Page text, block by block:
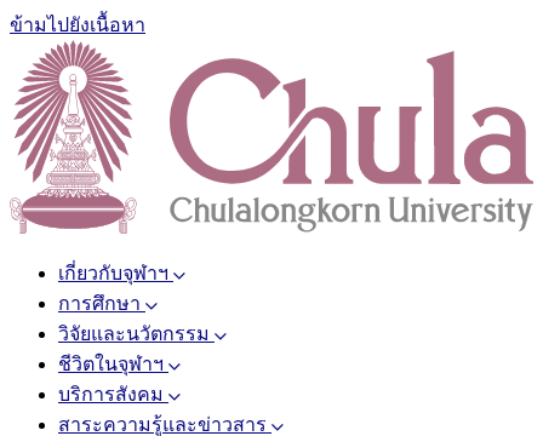
ข้ามไปยังเนื้อหา
เกี่ยวกับจุฬาฯ
การศึกษา
วิจัยและนวัตกรรม
ชีวิตในจุฬาฯ
บริการสังคม
สาระความรู้และข่าวสาร